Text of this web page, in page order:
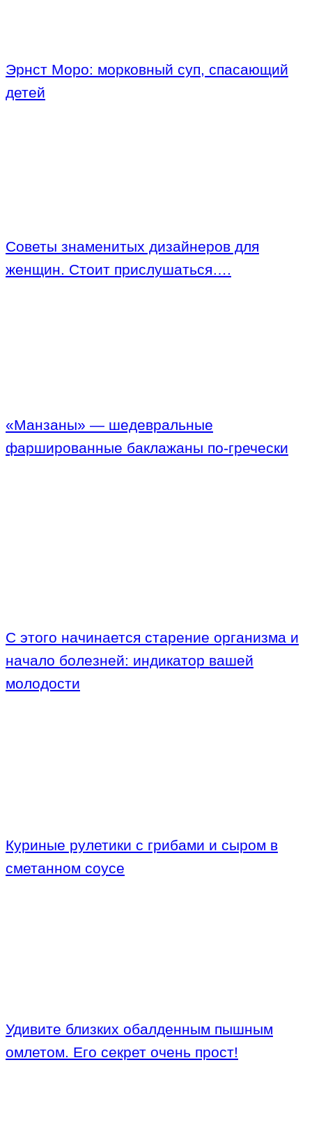
Эрнст Моро: морковный суп, спасающий
детей
Советы знаменитых дизайнеров для
женщин. Стоит прислушаться….
«Манзаны» — шедевральные
фаршированные баклажаны по-гречески
С этого начинается старение организма и
начало болезней: индикатор вашей
молодости
Куриные рулетики с грибами и сыром в
сметанном соусе
Удивите близких обалденным пышным
омлетом. Его секрет очень прост!